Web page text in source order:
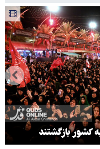
را در منطقه درمانده